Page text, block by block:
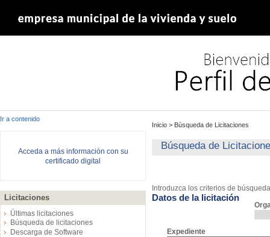
Ir a contenido
Acceda a más información con su
certificado digital
Licitaciones
Últimas licitaciones
Búsqueda de licitaciones
Descarga de Software
Inicio > Búsqueda de Licitaciones
Búsqueda de
Introduzca los criterios de
Datos de la licitación
Expediente